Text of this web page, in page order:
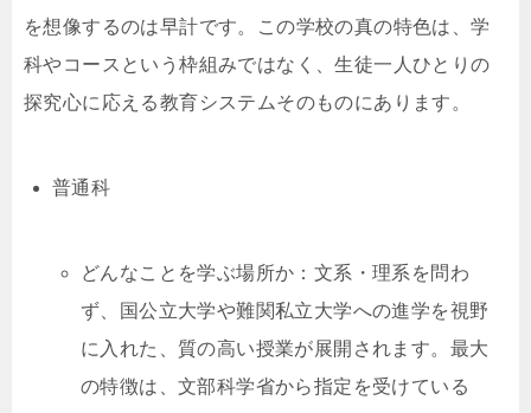
を想像するのは早計です。この学校の真の特色は、学
科やコースという枠組みではなく、生徒一人ひとりの
探究心に応える教育システムそのものにあります。
普通科
どんなことを学ぶ場所か：文系・理系を問わ
ず、国公立大学や難関私立大学への進学を視野
に入れた、質の高い授業が展開されます。最大
の特徴は、文部科学省から指定を受けている